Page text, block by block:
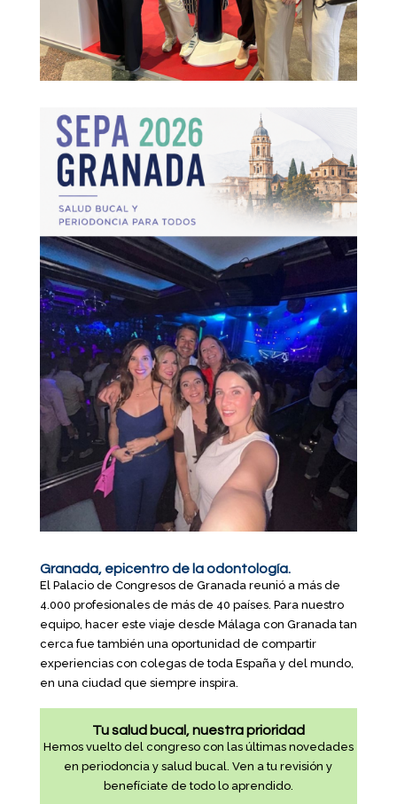
Granada, epicentro de la odontología.
El Palacio de Congresos de Granada reunió a más de
4.000 profesionales de más de 40 países. Para nuestro
equipo, hacer este viaje desde Málaga con Granada tan
cerca fue también una oportunidad de compartir
experiencias con colegas de toda España y del mundo,
en una ciudad que siempre inspira.
Tu salud bucal, nuestra prioridad
Hemos vuelto del congreso con las últimas novedades
en periodoncia y salud bucal. Ven a tu revisión y
benefíciate de todo lo aprendido.